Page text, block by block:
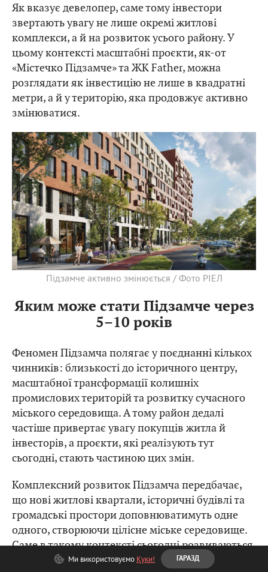
Як вказує девелопер, саме тому інвестори
звертають увагу не лише окремі житлові
комплекси, а й на розвиток усього району. У
цьому контексті масштабні проєкти, як-от
«Містечко Підзамче» та ЖК Father, можна
розглядати як інвестицію не лише в квадратні
метри, а й у територію, яка продовжує активно
змінюватися.
Підзамче активно змінюється / Фото РІЕЛ
Яким може стати Підзамче через
5–10 років
Феномен Підзамча полягає у поєднанні кількох
чинників: близькості до історичного центру,
масштабної трансформації колишніх
промислових територій та розвитку сучасного
міського середовища. А тому район дедалі
частіше привертає увагу покупців житла й
інвесторів, а проєкти, які реалізують тут
сьогодні, стають частиною цих змін.
Комплексний розвиток Підзамча передбачає,
що нові житлові квартали, історичні будівлі та
громадські простори доповнюватимуть одне
одного, створюючи цілісне міське середовище.
Саме в такому контексті сьогодні розвиваються
«Містечко Підзамче» та ЖК Father.
Ми використовуємо Куки! ГАРАЗД